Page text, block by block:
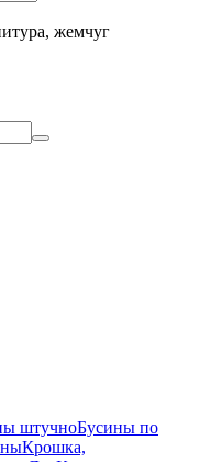
жемчуг
штучноБусины по
Крошка,